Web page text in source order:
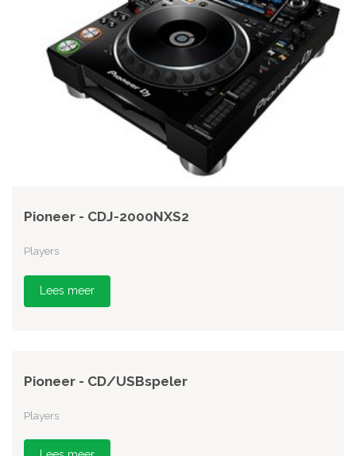
Pioneer - CDJ-2000NXS2
Players
Lees meer
Pioneer - CD/USBspeler
Players